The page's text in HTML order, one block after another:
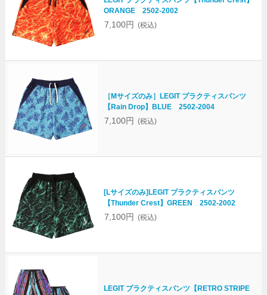
ORANGE 2502-2002
7,100円 (税込)
［Mサイズのみ］LEGIT プラクティスパンツ
【Rain Drop】BLUE 2502-2004
7,100円 (税込)
[Lサイズのみ]LEGIT プラクティスパンツ
【Thunder Crest】GREEN 2502-2002
7,100円 (税込)
LEGIT プラクティスパンツ【RETRO STRIPE